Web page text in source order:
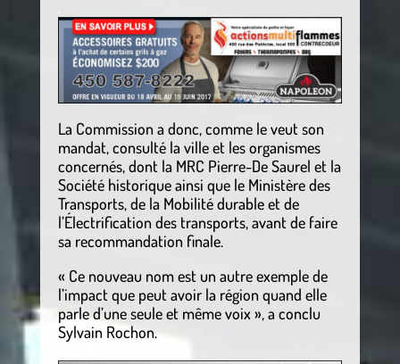
La Commission a donc, comme le veut son
mandat, consulté la ville et les organismes
concernés, dont la MRC Pierre-De Saurel et la
Société historique ainsi que le Ministère des
Transports, de la Mobilité durable et de
l’Électrification des transports, avant de faire
sa recommandation finale.
« Ce nouveau nom est un autre exemple de
l’impact que peut avoir la région quand elle
parle d’une seule et même voix », a conclu
Sylvain Rochon.